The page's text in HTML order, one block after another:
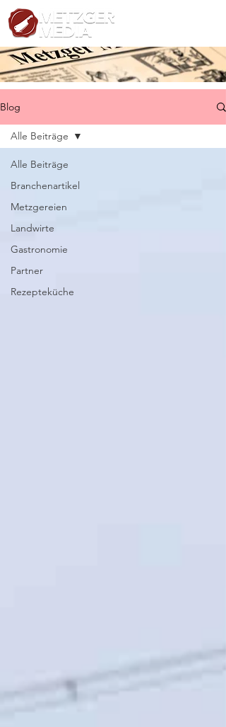
Blog
Alle Beiträge
Branchenartikel
Metzgereien
Landwirte
Gastronomie
Partner
Rezepteküche
Alle Beiträge